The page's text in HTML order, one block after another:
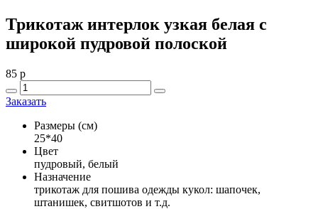
Трикотаж интерлок узкая белая с
широкой пудровой полоской
85 p
Заказать
Размеры (см)
25*40
Цвет
пудровый, белый
Назначение
трикотаж для пошива одежды кукол: шапочек,
штанишек, свитшотов и т.д.